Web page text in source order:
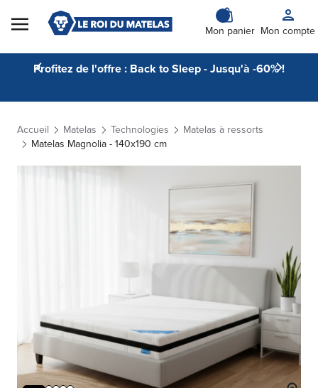
Skip to Content
Mon panier Mon compte
Profitez de l'offre : Back to Sleep - Jusqu'à -60% !
Accueil Matelas Technologies
Matelas à ressorts
Matelas Magnolia - 140x190 cm